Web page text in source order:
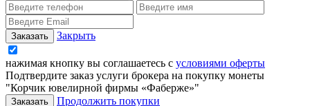
Закрыть
нажимая кнопку вы соглашаетесь с условиями оферты
Подтвердите заказ услуги брокера на покупку монеты
"Корчик ювелирной фирмы «Фаберже»"
Продолжить покупки